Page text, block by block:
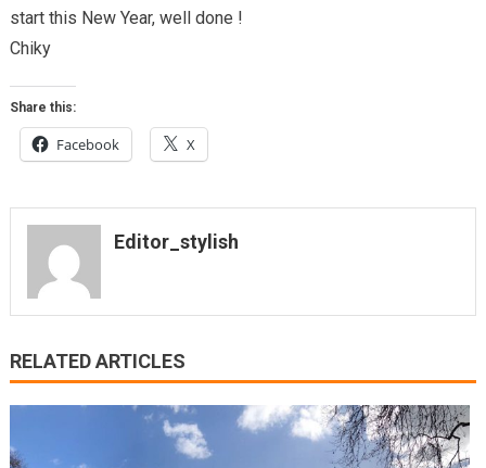
start this New Year, well done !
Chiky
Share this:
Facebook X
Editor_stylish
RELATED ARTICLES